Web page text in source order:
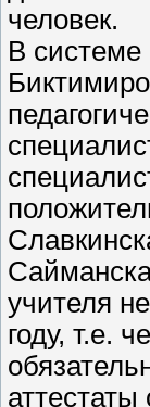
человек.
В системе
учителя
году, т.е.